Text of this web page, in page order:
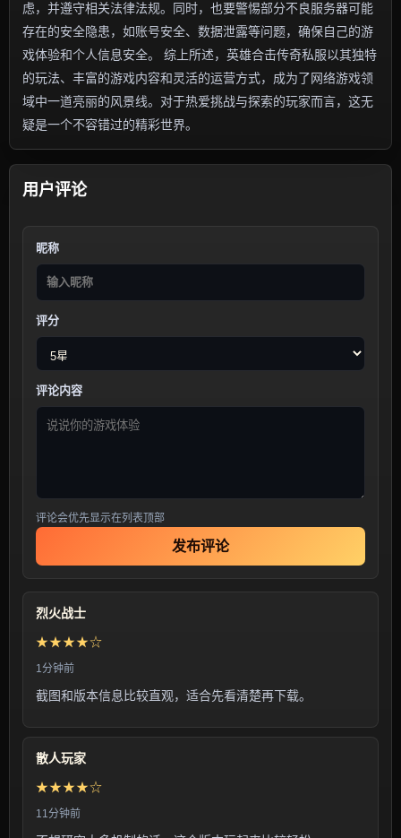
虑，并遵守相关法律法规。同时，也要警惕部分不良服务器可能
存在的安全隐患，如账号安全、数据泄露等问题，确保自己的游
戏体验和个人信息安全。 综上所述，英雄合击传奇私服以其独特
的玩法、丰富的游戏内容和灵活的运营方式，成为了网络游戏领
域中一道亮丽的风景线。对于热爱挑战与探索的玩家而言，这无
疑是一个不容错过的精彩世界。
用户评论
昵称
评分
评论内容
评论会优先显示在列表顶部
发布评论
烈火战士
★★★★☆
1分钟前
截图和版本信息比较直观，适合先看清楚再下载。
散人玩家
★★★★☆
11分钟前